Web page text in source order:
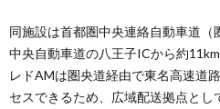
同施設は首都圏中央連絡自動車道（
中央自動車道の八王子ICから約
レドAMは圏央道経由で東名高速道
セスできるため、広域配送拠点と